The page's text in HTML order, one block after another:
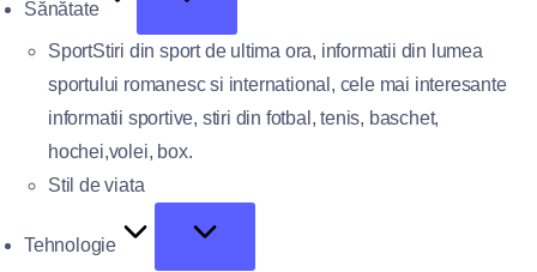
Sănătate
SportStiri din sport de ultima ora, informatii din lumea
sportului romanesc si international, cele mai interesante
informatii sportive, stiri din fotbal, tenis, baschet,
hochei,volei, box.
Stil de viata
Tehnologie